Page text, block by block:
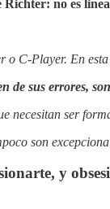
Richter: no es
o C-Player. En
de sus errores,
necesitan ser
son
y